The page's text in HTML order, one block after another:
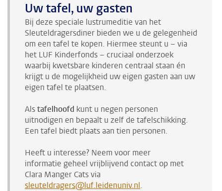
Uw tafel, uw gasten
Bij deze speciale lustrumeditie van het
Sleuteldragersdiner bieden we u de gelegenheid
om een tafel te kopen. Hiermee steunt u − via
het LUF Kinderfonds − cruciaal onderzoek
waarbij kwetsbare kinderen centraal staan én
krijgt u de mogelijkheid uw eigen gasten aan uw
eigen tafel te plaatsen.
Alstafelhoofd kunt u negen personen
uitnodigen en bepaalt u zelf de tafelschikking.
Een tafel biedt plaats aan tien personen.
Heeft u interesse? Neem voor meer
informatie geheel vrijblijvend contact op met
Clara Manger Cats via
sleuteldragers@luf.leidenuniv.nl.